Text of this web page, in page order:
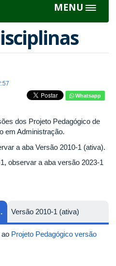
MENU
Toggle
Whatsapp
dos Projeto Pedagógico de
em Administração.
a aba Versão 2010-1 (ativa).
observar a aba versão 2023-1
corrente)
ao Projeto Pedagógico versão
Versão 2010-1 (ativa)